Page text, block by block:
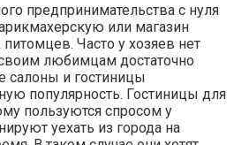
предпринимательства с нуля
или магазин
Часто у хозяев нет
любимцам достаточно
салоны и гостиницы
популярность. Гостиницы для
пользуются спросом у
уехать из города на